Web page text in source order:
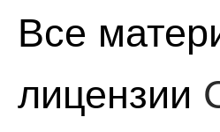
Все
лицензии